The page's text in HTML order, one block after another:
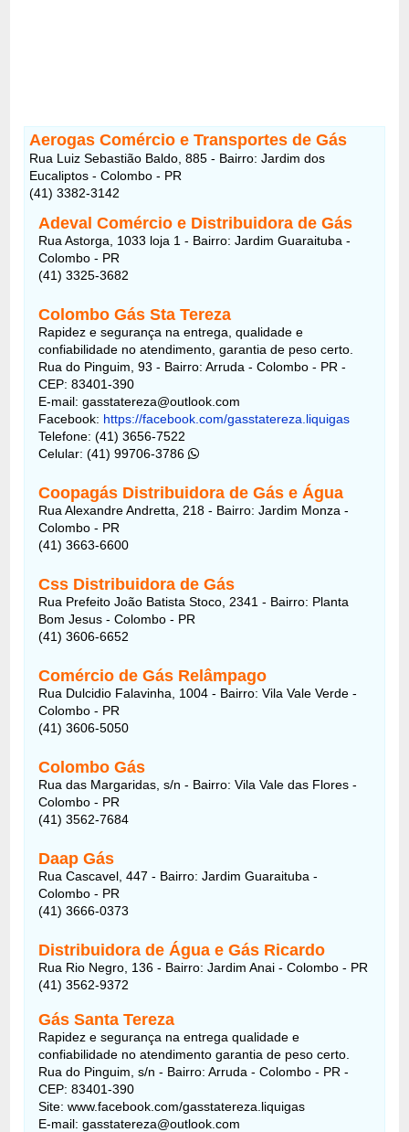
Aerogas Comércio e Transportes de Gás
Rua Luiz Sebastião Baldo, 885 - Bairro: Jardim dos
Eucaliptos - Colombo - PR
(41) 3382-3142
Adeval Comércio e Distribuidora de Gás
Rua Astorga, 1033 loja 1 - Bairro: Jardim Guaraituba -
Colombo - PR
(41) 3325-3682
Colombo Gás Sta Tereza
Rapidez e segurança na entrega, qualidade e
confiabilidade no atendimento, garantia de peso certo.
Rua do Pinguim, 93 - Bairro: Arruda - Colombo - PR -
CEP: 83401-390
E-mail: gasstatereza@outlook.com
Facebook: https://facebook.com/gasstatereza.liquigas
Telefone: (41) 3656-7522
Celular: (41) 99706-3786
Coopagás Distribuidora de Gás e Água
Rua Alexandre Andretta, 218 - Bairro: Jardim Monza -
Colombo - PR
(41) 3663-6600
Css Distribuidora de Gás
Rua Prefeito João Batista Stoco, 2341 - Bairro: Planta
Bom Jesus - Colombo - PR
(41) 3606-6652
Comércio de Gás Relâmpago
Rua Dulcidio Falavinha, 1004 - Bairro: Vila Vale Verde -
Colombo - PR
(41) 3606-5050
Colombo Gás
Rua das Margaridas, s/n - Bairro: Vila Vale das Flores -
Colombo - PR
(41) 3562-7684
Daap Gás
Rua Cascavel, 447 - Bairro: Jardim Guaraituba -
Colombo - PR
(41) 3666-0373
Distribuidora de Água e Gás Ricardo
Rua Rio Negro, 136 - Bairro: Jardim Anai - Colombo - PR
(41) 3562-9372
Gás Santa Tereza
Rapidez e segurança na entrega qualidade e
confiabilidade no atendimento garantia de peso certo.
Rua do Pinguim, s/n - Bairro: Arruda - Colombo - PR -
CEP: 83401-390
Site: www.facebook.com/gasstatereza.liquigas
E-mail: gasstatereza@outlook.com